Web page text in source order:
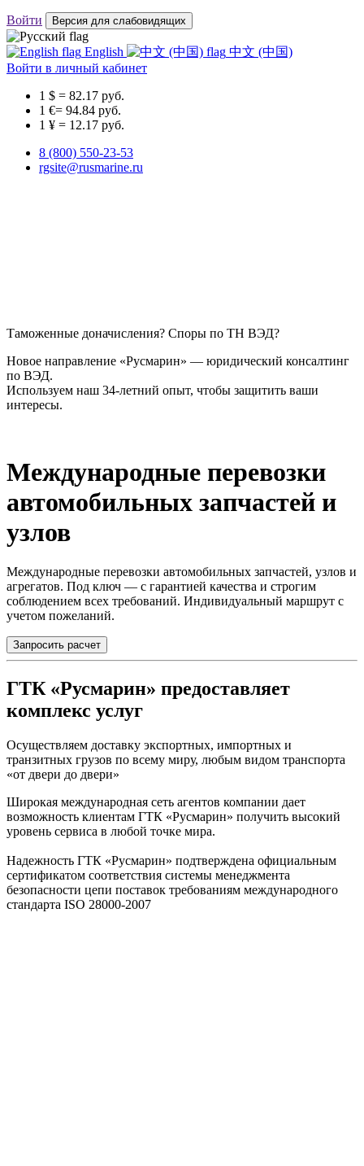
Войти Версия для слабовидящих
English
中文 (中国)
Войти в личный кабинет
1 $ = 82.17 руб.
1 €= 94.84 руб.
1 ¥ = 12.17 руб.
8 (800) 550-23-53
rgsite@rusmarine.ru
Таможенные доначисления? Споры по ТН ВЭД?
Новое направление «Русмарин» — юридический консалтинг
по ВЭД.
Используем наш 34-летний опыт, чтобы защитить ваши
интересы.
Международные перевозки
автомобильных запчастей и
узлов
Международные перевозки автомобильных запчастей, узлов и
агрегатов. Под ключ — с гарантией качества и строгим
соблюдением всех требований. Индивидуальный маршрут с
учетом пожеланий.
Запросить расчет
ГТК «Русмарин» предоставляет
комплекс услуг
Осуществляем доставку экспортных, импортных и
транзитных грузов по всему миру, любым видом транспорта
«от двери до двери»
Широкая международная сеть агентов компании дает
возможность клиентам ГТК «Русмарин» получить высокий
уровень сервиса в любой точке мира.
Надежность ГТК «Русмарин» подтверждена официальным
сертификатом соответствия системы менеджмента
безопасности цепи поставок требованиям международного
стандарта ISO 28000-2007